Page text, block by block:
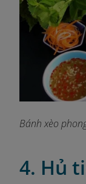
Bánh xèo
4. Hủ